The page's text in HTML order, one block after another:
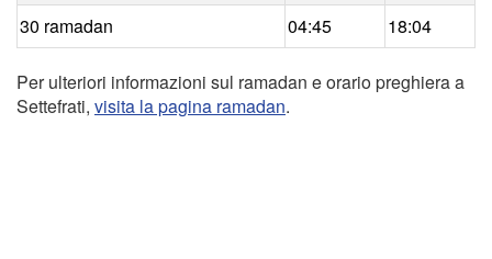
30 ramadan
04:45 18:04
Per ulteriori informazioni sul ramadan e orario preghiera a
Settefrati, visita la pagina ramadan.